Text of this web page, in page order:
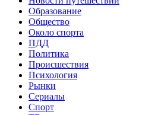
Образование
Общество
Около спорта
ПДД
Политика
Происшествия
Психология
Рынки
Сериалы
Спорт